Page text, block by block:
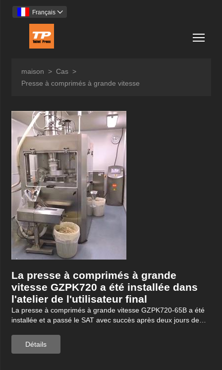
Français 
maison > Cas >
Presse à comprimés à grande vitesse
La presse à comprimés à grande
vitesse GZPK720 a été installée dans
l'atelier de l'utilisateur final
La presse à comprimés à grande vitesse GZPK720-65B a été
installée et a passé le SAT avec succès après deux jours de
Détails